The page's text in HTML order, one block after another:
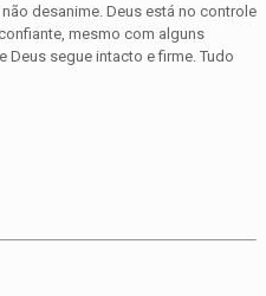
desanime. Deus está no controle
mesmo com alguns
segue intacto e firme. Tudo